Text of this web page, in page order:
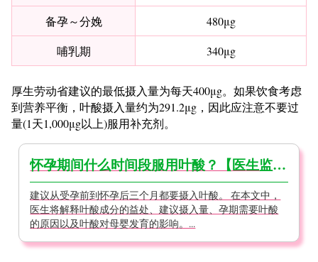
备孕～分娩
480μg
哺乳期
340μg
厚生劳动省建议的最低摄入量为每天400μg。如果饮食考虑
到营养平衡，叶酸摄入量约为291.2μg，因此应注意不要过
量(1天1,000μg以上)服用补充剂。
怀孕期间什么时间段服用叶酸？【医生监修】
建议从受孕前到怀孕后三个月都要摄入叶酸。 在本文中，
医生将解释叶酸成分的益处、建议摄入量、孕期需要叶酸
的原因以及叶酸对母婴发育的影响。...